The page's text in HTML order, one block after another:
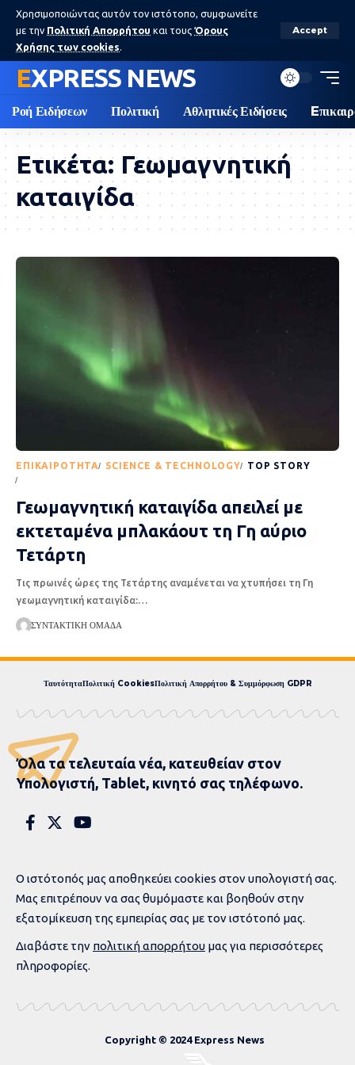
Χρησιμοποιώντας αυτόν τον ιστότοπο, συμφωνείτε
με την Πολιτική Απορρήτου και τους Όρους
Χρήσης των cookies.
Accept
EXPRESS NEWS
Ροή Ειδήσεων Πολιτική Αθλητικές Ειδήσεις
Ετικέτα: Γεωμαγνητική
καταιγίδα
EΠΙΚΑΙΡΌΤΗΤΑ SCIENCE & TECHNOLOGY
TOP STORY
Γεωμαγνητική καταιγίδα απειλεί με
εκτεταμένα μπλακάουτ τη Γη αύριο
Τετάρτη
Τις πρωινές ώρες της Τετάρτης αναμένεται να χτυπήσει τη Γη
γεωμαγνητική καταιγίδα:…
ΣΥΝΤΑΚΤΙΚΉ ΟΜΆΔΑ
ΤαυτότηταΠολιτική CookiesΠολιτική Απορρήτου & Συμμόρφωση GDPR
Όλα τα τελευταία νέα, κατευθείαν στον
Υπολογιστή, Tablet, κινητό σας τηλέφωνο.
Ο ιστότοπός μας αποθηκεύει cookies στον υπολογιστή σας.
Μας επιτρέπουν να σας θυμόμαστε και βοηθούν στην
εξατομίκευση της εμπειρίας σας με τον ιστότοπό μας.
Διαβάστε την πολιτική απορρήτου μας για περισσότερες
πληροφορίες.
Copyright © 2024 Express News